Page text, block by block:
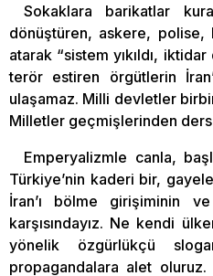
Sokaklara barikatlar
dönüştüren, askere, polise,
atarak “sistem yıkıldı,
terör estiren örgütlerin
ulaşamaz. Milli devletler
Milletler geçmişlerinden ders
Emperyalizmle canla,
Türkiye’nin kaderi bir,
İran’ı bölme girişiminin ve
karşısındayız. Ne kendi
yönelik özgürlükçü
propagandalara alet